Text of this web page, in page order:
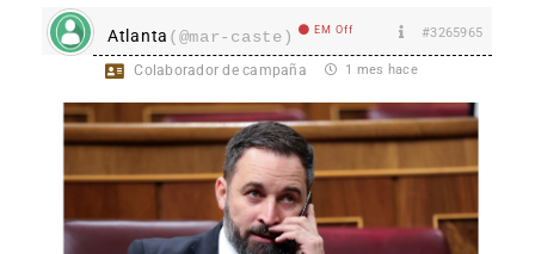
Atlanta (@mar-caste) EM Off #3265965
Colaborador de campaña 1 mes hace